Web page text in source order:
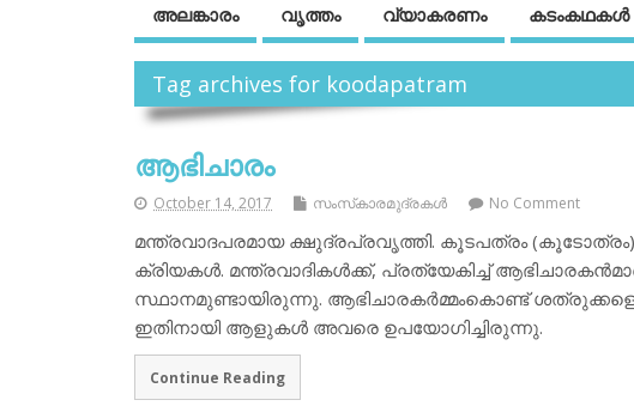
അലങ്കാരം വൃത്തം വ്യാകരണം കടംകഥകള്‍
Tag archives for koodapatram
ആഭിചാരം
October 14, 2017 സംസ്‌കാരമുദ്രകള്‍ No Comment
മന്ത്രവാദപരമായ ക്ഷുദ്രപ്രവൃത്തി. കൂടപത്രം (കൂടോത്രം),
ക്രിയകള്‍. മന്ത്രവാദികള്‍ക്ക്, പ്രത്യേകിച്ച്
സ്ഥാനമുണ്ടായിരുന്നു. ആഭിചാരകര്‍മ്മംകൊണ്ട് ശത്രുക്കളെ
ഇതിനായി ആളുകള്‍ അവരെ ഉപയോഗിച്ചിരുന്നു.
Continue Reading